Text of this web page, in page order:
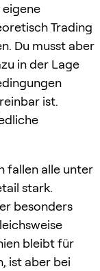
Trading
Du musst aber
in der Lage
ist.
fallen alle unter
stark.
besonders
bleibt für
ist aber bei